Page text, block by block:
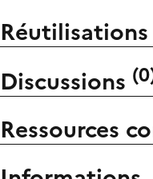
Discussions (0
Ressources